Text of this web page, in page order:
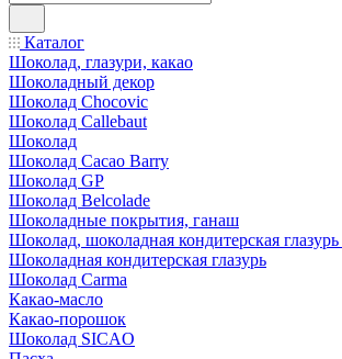
Каталог
Шоколад, глазури, какао
Шоколадный декор
Шоколад Chocovic
Шоколад Callebaut
Шоколад
Шоколад Cacao Barry
Шоколад GP
Шоколад Belcolade
Шоколадные покрытия, ганаш
Шоколад, шоколадная кондитерская
Шоколадная кондитерская глазурь
Шоколад Carma
Какао-масло
Какао-порошок
Шоколад SICAO